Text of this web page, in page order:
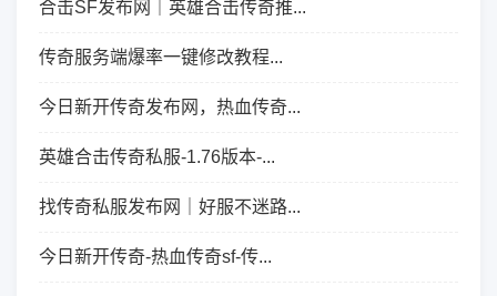
合击SF发布网｜英雄合击传奇推...
传奇服务端爆率一键修改教程...
今日新开传奇发布网，热血传奇...
英雄合击传奇私服-1.76版本-...
找传奇私服发布网｜好服不迷路...
今日新开传奇-热血传奇sf-传...